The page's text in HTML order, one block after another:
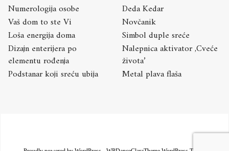
Numerologija osobe
Vaš dom to ste Vi
Loša energija doma
Dizajn enterijera po
elementu rođenja
Podstanar koji sreću ubija
Deda Kedar
Novčanik
Simbol duple sreće
Nalepnica aktivator ,Cveće
života’
Metal plava flaša